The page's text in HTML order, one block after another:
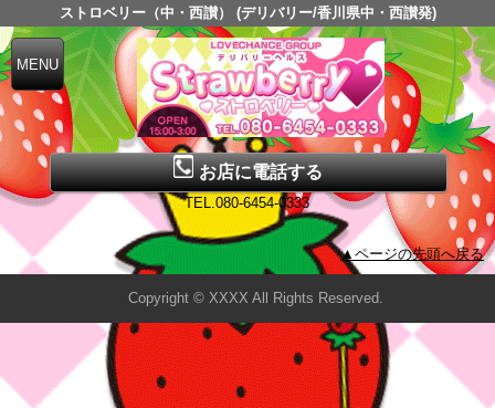
ストロベリー（中・西讃） (デリバリー/香川県中・西讃発)
お店に電話する
TEL.080-6454-0333
▲ページの先頭へ戻る
Copyright © XXXX All Rights Reserved.